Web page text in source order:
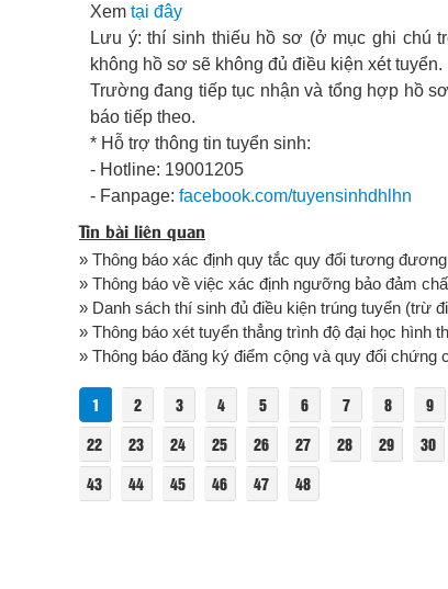
Xem tại đây
Lưu ý: thí sinh thiếu hồ sơ (ở mục ghi chú
không hồ sơ sẽ không đủ điều kiện xét tuyển.
Trường đang tiếp tục nhận và tổng hợp hồ
báo tiếp theo.
* Hỗ trợ thông tin tuyển sinh:
- Hotline: 19001205
- Fanpage: facebook.com/tuyensinhdhlhn
Tin bài liên quan
» Thông báo xác định quy tắc quy đổi tương
» Thông báo về việc xác định ngưỡng bảo đảm
» Danh sách thí sinh đủ điều kiện trúng tuyển (trừ
» Thông báo xét tuyển thẳng trình độ đại học hình
» Thông báo đăng ký điểm cộng và quy đổi chứng
1 2 3 4 5 6 7 8 9
22
23 24 25 26 27 28 29 30
43
44 45 46 47 48